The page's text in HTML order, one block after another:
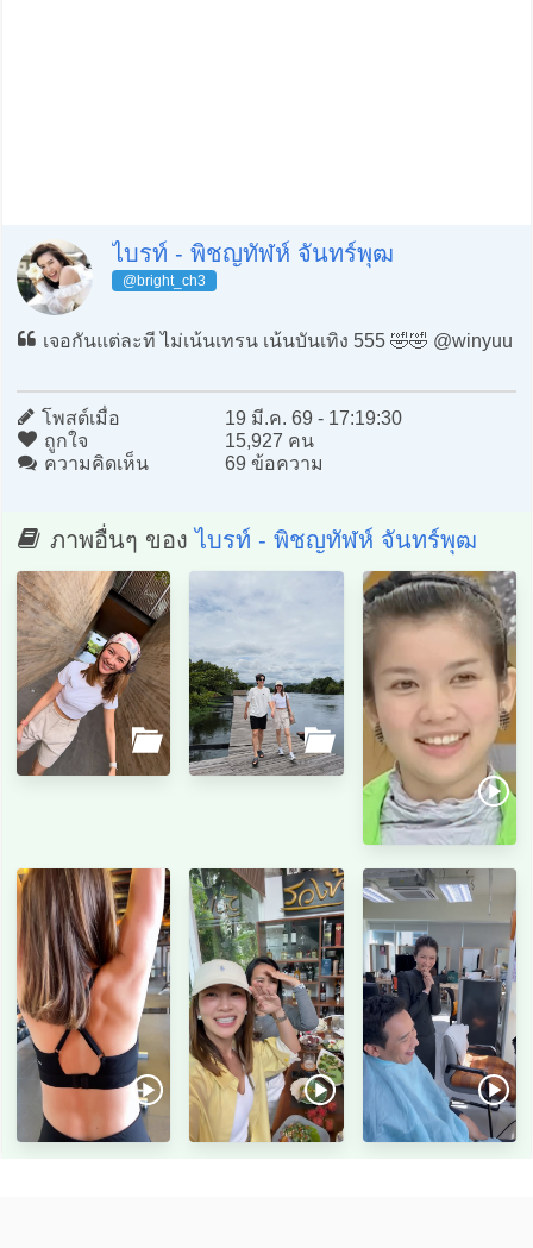
ไบรท์ - พิชญทัฬห์ จันทร์พุฒ
@bright_ch3
เจอกันแต่ละที ไม่เน้นเทรน เน้นบันเทิง 555 🤣🤣 @winyuu
โพสต์เมื่อ
19 มี.ค. 69 - 17:19:30
ถูกใจ
15,927 คน
ความคิดเห็น
69 ข้อความ
ภาพอื่นๆ ของไบรท์ - พิชญทัฬห์ จันทร์พุฒ